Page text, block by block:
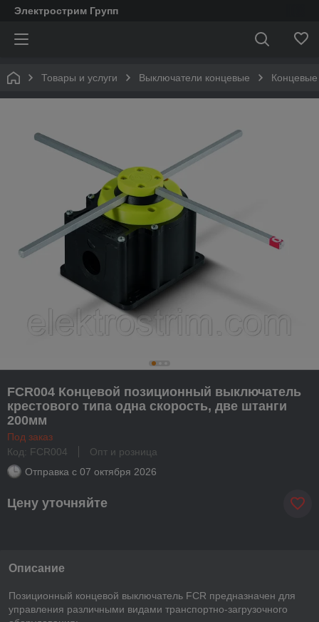
Электрострим Групп
Товары и услуги Выключатели концевые
FCR004 Концевой позиционный выключатель
крестового типа одна скорость, две штанги
200мм
Под заказ
Код: FCR004
Опт и розница
Отправка с 07 октября 2026
Цену уточняйте
Описание
Позиционный концевой выключатель FCR предназначен для
управления различными видами транспортно-загрузочного